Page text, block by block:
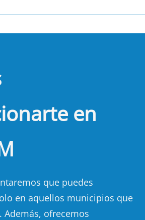
en
que puedes
en aquellos municipios que
Además, ofrecemos